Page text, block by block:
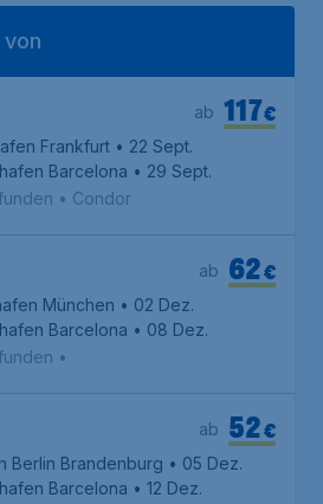
€
117
ab
Frankfurt • 22 Sept.
Barcelona • 29 Sept.
• Condor
€
62
ab
München • 02 Dez.
Barcelona • 08 Dez.
•
€
52
ab
Berlin Brandenburg • 05 Dez.
Barcelona • 12 Dez.